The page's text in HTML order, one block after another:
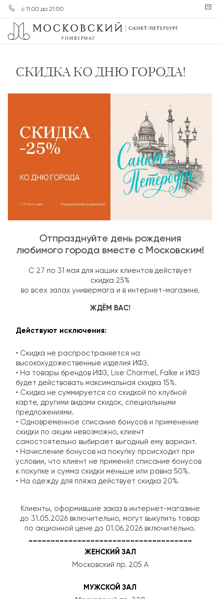
с 11:00 до 21:00
СКИДКА КО ДНЮ ГОРОДА!
Отпразднуйте день рождения
любимого города вместе с Московским!
C 27 по 31 мая для наших клиентов действует
скидка 25%
во всех залах универмага и в интернет-магазине.
ЖДЁМ ВАС!
Действуют исключения:
• Скидка не распространяется на
высокохудожественные изделия ИФЗ.
• На товары брендов ИФЗ, Lise Charmel, Falke и ИФЗ
будет действовать максимальная скидка 15%.
• Скидка не суммируется со скидкой по клубной
карте, другими видами скидок, специальными
предложениями.
• Одновременное списание бонусов и применение
скидки по акции невозможно, клиент
самостоятельно выбирает выгодный ему вариант.
• Начисление бонусов на покупку происходит при
условии, что клиент не применял списание бонусов
к покупке и сумма скидки меньше или равна 50%.
• На одежду для пляжа действует скидка 20%.
Клиенты, оформившие заказ в интернет-магазине
до 31.05.2026 включительно, могут выкупить товар
по акционной цене до 01.06.2026 включительно.
ЖЕНСКИЙ ЗАЛ
Московский пр. 205 А
МУЖСКОЙ ЗАЛ